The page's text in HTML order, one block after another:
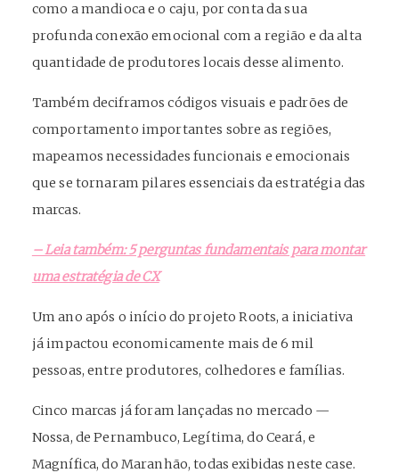
como a mandioca e o caju, por conta da sua
profunda conexão emocional com a região e da alta
quantidade de produtores locais desse alimento.
Também deciframos códigos visuais e padrões de
comportamento importantes sobre as regiões,
mapeamos necessidades funcionais e emocionais
que se tornaram pilares essenciais da estratégia das
marcas.
– Leia também: 5 perguntas fundamentais para montar
uma estratégia de CX
Um ano após o início do projeto Roots, a iniciativa
já impactou economicamente mais de 6 mil
pessoas, entre produtores, colhedores e famílias.
Cinco marcas já foram lançadas no mercado —
Nossa, de Pernambuco, Legítima, do Ceará, e
Magnífica, do Maranhão, todas exibidas neste case.